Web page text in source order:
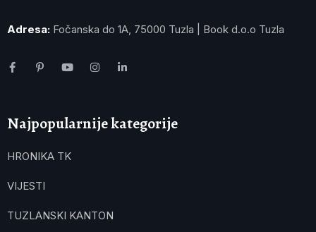
Adresa: Fočanska do 1A, 75000 Tuzla | Book d.o.o Tuzla
Najpopularnije kategorije
HRONIKA TK
VIJESTI
TUZLANSKI KANTON